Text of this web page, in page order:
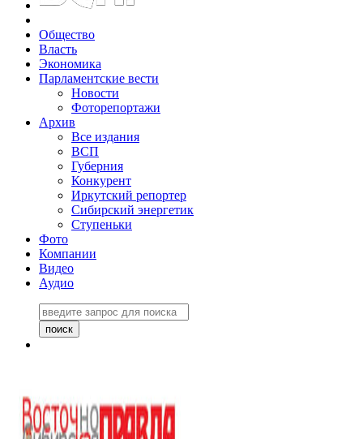
Общество
Власть
Экономика
Парламентские вести
Новости
Фоторепортажи
Архив
Все издания
ВСП
Губерния
Конкурент
Иркутский репортер
Сибирский энергетик
Ступеньки
Фото
Компании
Видео
Аудио